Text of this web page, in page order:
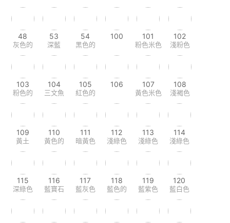
48
灰色的
53
深藍
54
黑色的
100 101
粉色米色
102
淺粉色
103
粉色的
104
三文魚
105
紅色的
106 107
黃色米色
108
淺褐色
109
黃土
110
黃色的
111
暗黃色
112
淺綠色
113
淺綠色
114
淺綠色
115
深綠色
116
藍寶石
117
藍灰色
118
藍色的
119
藍紫色
120
藍白色